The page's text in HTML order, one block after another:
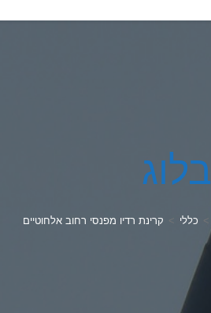
בלוג
> כללי > קרינת רדיו מפנסי רחוב אלחוטיים